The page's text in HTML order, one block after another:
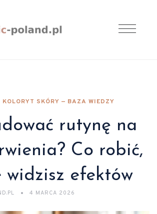
KOLORYT SKÓRY — BAZA WIEDZY
rutynę na
Co robić,
widzisz efektów
4 MARCA 2026